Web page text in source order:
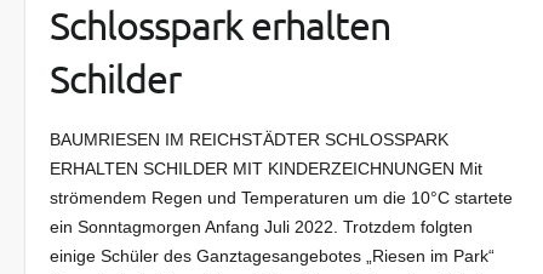
Schlosspark erhalten
Schilder
BAUMRIESEN IM REICHSTÄDTER SCHLOSSPARK
ERHALTEN SCHILDER MIT KINDERZEICHNUNGEN Mit
strömendem Regen und Temperaturen um die 10°C startete
ein Sonntagmorgen Anfang Juli 2022. Trotzdem folgten
einige Schüler des Ganztagesangebotes „Riesen im Park“